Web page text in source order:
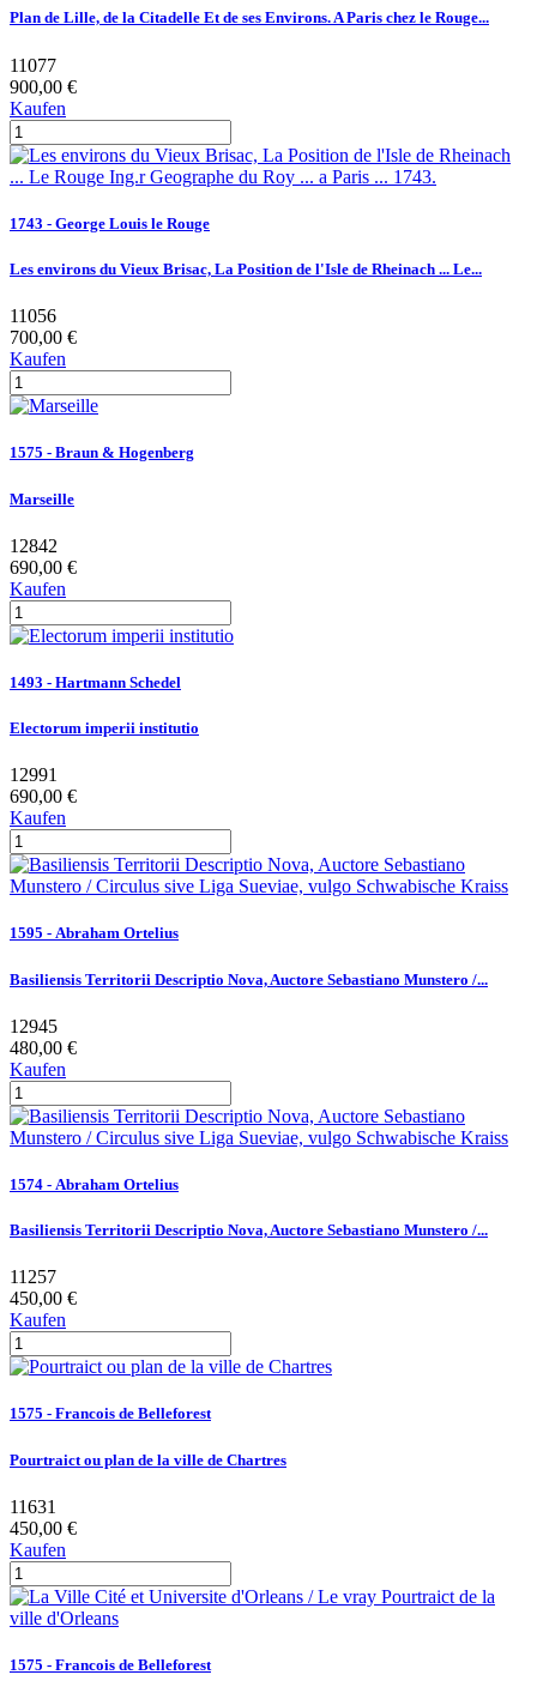
Plan de Lille, de la Citadelle Et de ses Environs. A Paris chez le Rouge...
11077
900,00 €
Kaufen
1743 - George Louis le Rouge
Les environs du Vieux Brisac, La Position de l'Isle de Rheinach ... Le...
11056
700,00 €
Kaufen
1575 - Braun & Hogenberg
Marseille
12842
690,00 €
Kaufen
1493 - Hartmann Schedel
Electorum imperii institutio
12991
690,00 €
Kaufen
1595 - Abraham Ortelius
Basiliensis Territorii Descriptio Nova, Auctore Sebastiano Munstero /...
12945
480,00 €
Kaufen
1574 - Abraham Ortelius
Basiliensis Territorii Descriptio Nova, Auctore Sebastiano Munstero /...
11257
450,00 €
Kaufen
1575 - Francois de Belleforest
Pourtraict ou plan de la ville de Chartres
11631
450,00 €
Kaufen
1575 - Francois de Belleforest